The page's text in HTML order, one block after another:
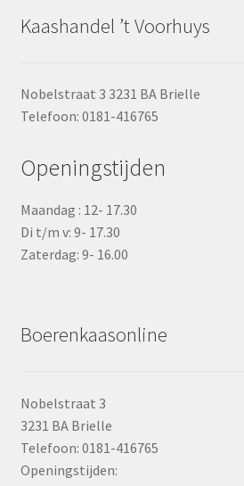
Kaashandel ’t Voorhuys
Nobelstraat 3 3231 BA Brielle
Telefoon: 0181-416765
Openingstijden
Maandag : 12- 17.30
Di t/m v: 9- 17.30
Zaterdag: 9- 16.00
Boerenkaasonline
Nobelstraat 3
3231 BA Brielle
Telefoon: 0181-416765
Openingstijden: